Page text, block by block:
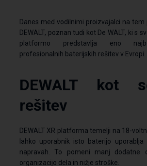
Danes med vodilnimi proizvajalci na tem
DEWALT, poznan tudi kot De WALT, ki s
platformo predstavlja eno
profesionalnih baterijskih rešitev v Evropi.
DEWALT kot
rešitev
DEWALT XR platforma temelji na 18-
lahko uporabnik isto baterijo uporablja
napravah. To pomeni manj dodatne
organizacijo dela in nižje stroške.